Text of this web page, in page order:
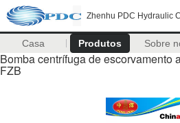
Zhenhu PDC Hydraulic
Casa Produtos Sobre
Bomba centrífuga de escorvamento
FZB